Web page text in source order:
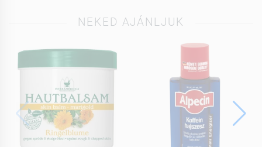
NEKED AJÁNLJUK